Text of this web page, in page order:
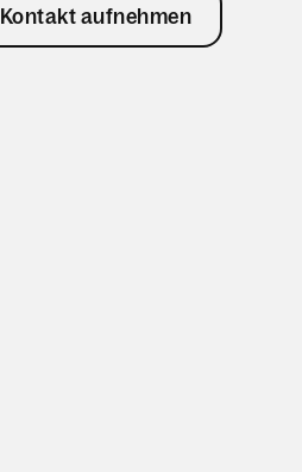
Kontakt aufnehmen